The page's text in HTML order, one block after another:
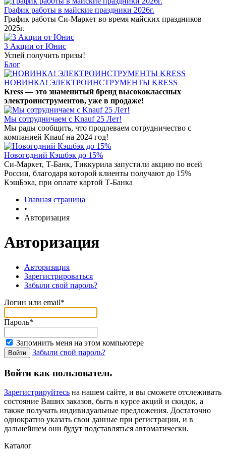
График работы в майские праздники 2026г.
График работы Си-Маркет во время майских праздников
2025г.
3 Акции от Юнис
Успей получить призы!
Блог
НОВИНКА! ЭЛЕКТРОИНСТРУМЕНТЫ KRESS
Kress — это знаменитый бренд высококлассных
электроинструментов, уже в продаже!
Мы сотрудничаем с Knauf 25 Лет!
Мы рады сообщить, что продлеваем сотрудничество с
компанией Knauf на 2024 год!
Новогодний Кэшбэк до 15%
Си-Маркет, Т-Банк, Тиккурила запустили акцию по всей
России, благодаря которой клиенты получают до 15%
КэшБэка, при оплате картой Т-Банка
Главная страница
•
Авторизация
Авторизация
Авторизация
Зарегистрироваться
Забыли свой пароль?
Логин или email*
Пароль*
Запомнить меня на этом компьютере
Забыли свой пароль?
Войти как пользователь
Зарегистрируйтесь на нашем сайте, и вы сможете отслеживать
состояние Ваших заказов, быть в курсе акций и скидок, а
также получать индивидуальные предложения. Достаточно
однократно указать свои данные при регистрации, и в
дальнейшем они будут подставляться автоматически.
Каталог